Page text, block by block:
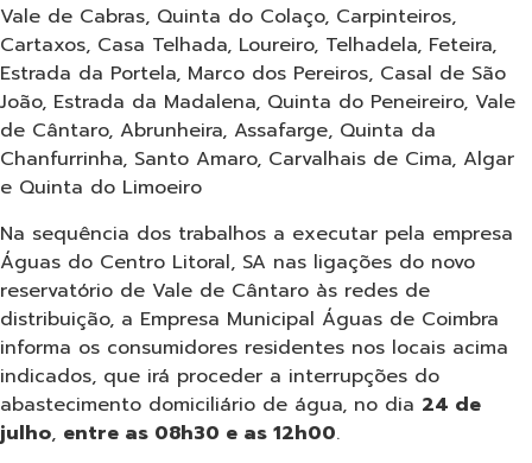
Vale de Cabras, Quinta do Colaço, Carpinteiros,
Cartaxos, Casa Telhada, Loureiro, Telhadela, Feteira,
Estrada da Portela, Marco dos Pereiros, Casal de São
João, Estrada da Madalena, Quinta do Peneireiro, Vale
de Cântaro, Abrunheira, Assafarge, Quinta da
Chanfurrinha, Santo Amaro, Carvalhais de Cima, Algar
e Quinta do Limoeiro
Na sequência dos trabalhos a executar pela empresa
Águas do Centro Litoral, SA nas ligações do novo
reservatório de Vale de Cântaro às redes de
distribuição, a Empresa Municipal Águas de Coimbra
informa os consumidores residentes nos locais acima
indicados, que irá proceder a interrupções do
abastecimento domiciliário de água, no dia 24 de
julho, entre as 08h30 e as 12h00.